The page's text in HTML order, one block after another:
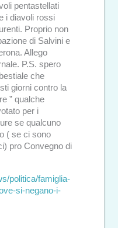
pentastellati
i diavoli rossi
Proprio non
di Salvini e
Allego
P.S. spero
che
giorni contro la
” qualche
per i
se qualcuno
( se ci sono
pro Convegno di
politica/famiglia-
si-negano-i-